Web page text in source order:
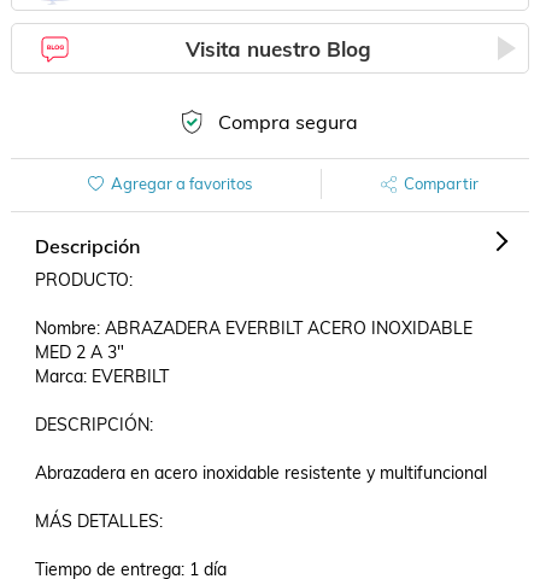
Visita nuestro Blog
Compra segura
Agregar a favoritos Compartir
Descripción
PRODUCTO:
Nombre: ABRAZADERA EVERBILT ACERO INOXIDABLE
MED 2 A 3"
Marca: EVERBILT
DESCRIPCIÓN:
Abrazadera en acero inoxidable resistente y multifuncional
MÁS DETALLES:
Tiempo de entrega: 1 día